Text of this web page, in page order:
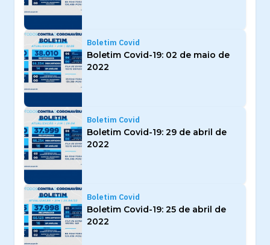
Boletim Covid
Boletim Covid-19: 02 de maio de
2022
Boletim Covid
Boletim Covid-19: 29 de abril de
2022
Boletim Covid
Boletim Covid-19: 25 de abril de
2022